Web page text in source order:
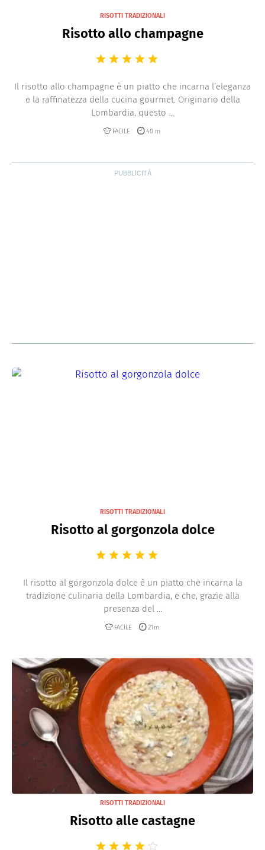
RISOTTI TRADIZIONALI
Risotto allo champagne
Il risotto allo champagne è un piatto che incarna l’eleganza
e la raffinatezza della cucina gourmet. Originario della
Lombardia, questo ...
FACILE 40 m
RISOTTI TRADIZIONALI
Risotto al gorgonzola dolce
Il risotto al gorgonzola dolce è un piatto che incarna la
tradizione culinaria della Lombardia, e che, grazie alla
presenza del ...
FACILE 21m
RISOTTI TRADIZIONALI
Risotto alle castagne